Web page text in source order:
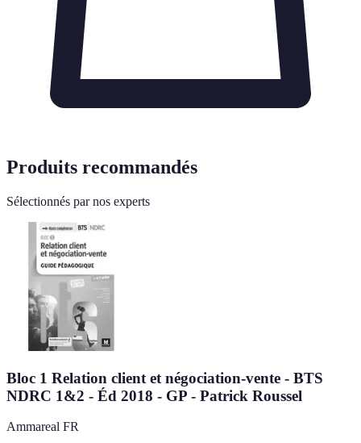
Produits recommandés
Sélectionnés par nos experts
Bloc 1 Relation client et négociation-vente - BTS
NDRC 1&2 - Éd 2018 - GP - Patrick Roussel
Ammareal FR